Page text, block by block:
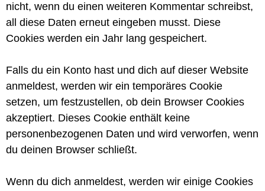
nicht, wenn du einen weiteren Kommentar schreibst,
all diese Daten erneut eingeben musst. Diese
Cookies werden ein Jahr lang gespeichert.
Falls du ein Konto hast und dich auf dieser Website
anmeldest, werden wir ein temporäres Cookie
setzen, um festzustellen, ob dein Browser Cookies
akzeptiert. Dieses Cookie enthält keine
personenbezogenen Daten und wird verworfen, wenn
du deinen Browser schließt.
Wenn du dich anmeldest, werden wir einige Cookies